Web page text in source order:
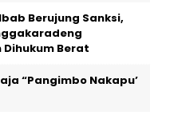
Berujung Sanksi,
Berat
“Pangimbo Nakapu’